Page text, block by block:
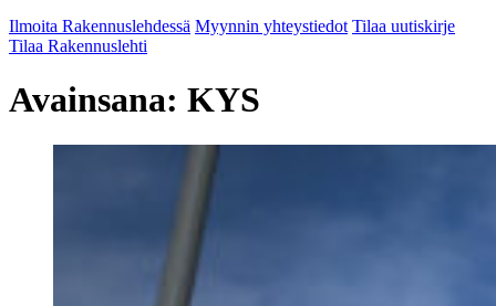
Ilmoita Rakennuslehdessä Myynnin yhteystiedot Tilaa uutiskirje
Tilaa Rakennuslehti
Avainsana: KYS